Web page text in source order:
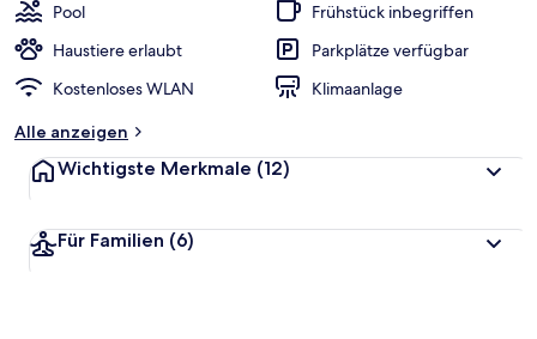
Pool
Frühstück inbegriffen
Haustiere erlaubt
Parkplätze verfügbar
Kostenloses WLAN
Klimaanlage
Alle anzeigen
Wichtigste Merkmale (12)
Für Familien (6)